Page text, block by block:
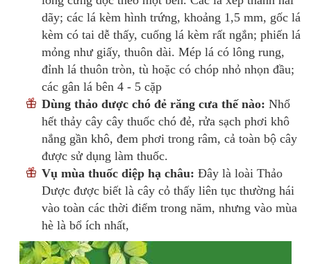
dãy; các lá kèm hình trứng, khoảng 1,5 mm, gốc lá
kèm có tai dễ thấy, cuống lá kèm rất ngắn; phiến lá
mỏng như giấy, thuôn dài. Mép lá có lông rung,
đỉnh lá thuôn tròn, tù hoặc có chóp nhỏ nhọn đầu;
các gân lá bên 4 - 5 cặp
Dùng thảo dược chó đẻ răng cưa thế nào: Nhổ
hết thảy cây cây thuốc chó đẻ, rửa sạch phơi khô
nắng gần khô, đem phơi trong râm, cả toàn bộ cây
được sử dụng làm thuốc.
Vụ mùa thuốc diệp hạ châu: Đây là loài Thảo
Dược được biết là cây cỏ thấy liên tục thường hái
vào toàn các thời điểm trong năm, nhưng vào mùa
hè là bổ ích nhất,